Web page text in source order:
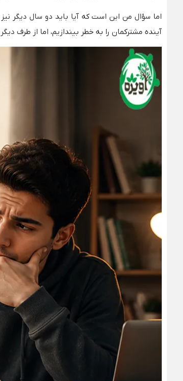
اما سؤال من این است که آیا باید دو سال دیگر
آینده مشترکمان را به خطر بیندازیم، اما از طرف